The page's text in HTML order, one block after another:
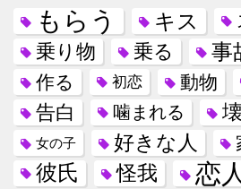
もらう キス
乗り物 乗る 事
作る 初恋 動物
告白 噛まれる
女の子 好きな人
彼氏 怪我 恋人